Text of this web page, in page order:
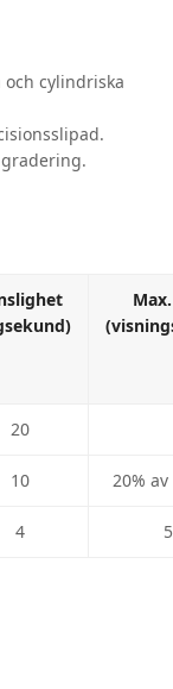
cylindriska
20
10 20%
4